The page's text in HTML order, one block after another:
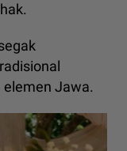
Jawa.